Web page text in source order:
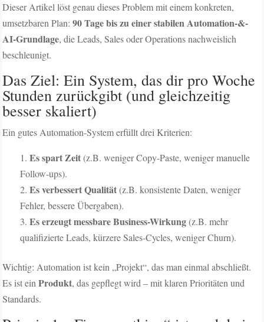
Dieser Artikel löst genau dieses Problem mit einem konkreten,
umsetzbaren Plan:90 Tage bis zu einer stabilen Automation-&-
AI-Grundlage, die Leads, Sales oder Operations nachweislich
beschleunigt.
Das Ziel: Ein System, das dir pro Woche
Stunden zurückgibt (und gleichzeitig
besser skaliert)
Ein gutes Automation-System erfüllt drei Kriterien:
Es spart Zeit(z.B. weniger Copy-Paste, weniger manuelle
Follow-ups).
Es verbessert Qualität(z.B. konsistente Daten, weniger
Fehler, bessere Übergaben).
Es erzeugt messbare Business-Wirkung(z.B. mehr
qualifizierte Leads, kürzere Sales-Cycles, weniger Churn).
Wichtig: Automation ist kein „Projekt“, das man einmal abschließt.
Es ist einProdukt, das gepflegt wird – mit klaren Prioritäten und
Standards.